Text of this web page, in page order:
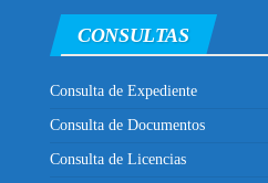
CONSULTAS
Consulta de Expediente
Consulta de Documentos
Consulta de Licencias